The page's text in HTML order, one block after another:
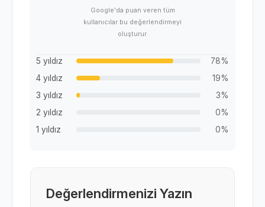
Google'da puan veren tüm
kullanıcılar bu değerlendirmeyi
oluşturur.
5 yıldız
78%
4 yıldız
19%
3 yıldız
3%
2 yıldız
0%
1 yıldız
0%
Değerlendirmenizi Yazın